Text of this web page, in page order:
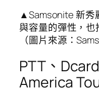
▲Samsonite 新秀
與容量的彈性，也
（圖片來源：
PTT、
America